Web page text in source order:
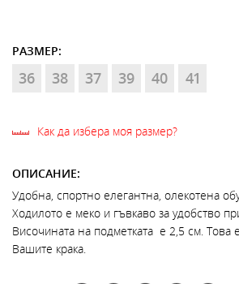
РАЗМЕР:
36 38 37 39 40 41
Как да избера моя размер?
ОПИСАНИЕ:
Удобна, спортно елегантна, олекотена
Ходилото е меко и гъвкаво за удобство
Височината на подметката е 2,5 см. Това
Вашите крака.